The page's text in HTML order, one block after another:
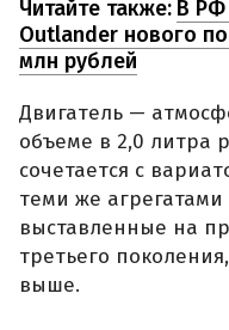
Читайте также: В РФ
Outlander нового
млн рублей
Двигатель —
объеме в 2,0 литра
сочетается с
теми же
выставленные на
третьего
выше.